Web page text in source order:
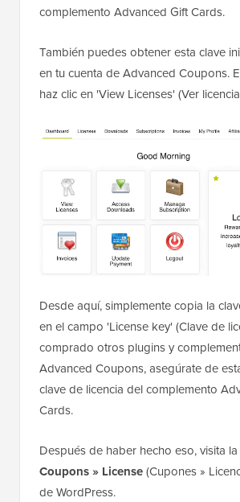
complemento Advanced Gift Cards.
También puedes obtener esta clave
en tu cuenta de Advanced Coupons.
haz clic en 'View Licenses' (Ver
Desde aquí, simplemente copia la
en el campo 'License key' (Clave de
comprado otros plugins y
Advanced Coupons, asegúrate de
clave de licencia del complemento
Cards.
Después de haber hecho eso, visita
Coupons » License(Cupones »
de WordPress.